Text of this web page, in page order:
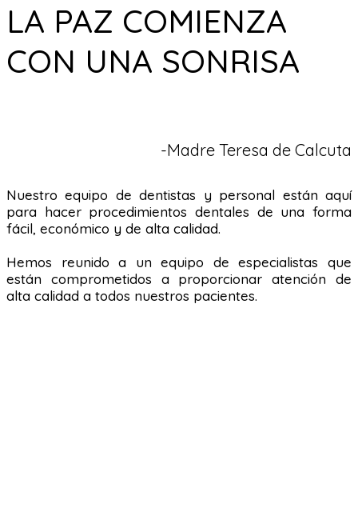
LA PAZ COMIENZA
CON UNA SONRISA
-Madre Teresa de Calcuta
Nuestro equipo de dentistas y personal están aquí
para hacer procedimientos dentales de una forma
fácil, económico y de alta calidad.
Hemos reunido a un equipo de especialistas que
están comprometidos a proporcionar atención de
alta calidad a todos nuestros pacientes.